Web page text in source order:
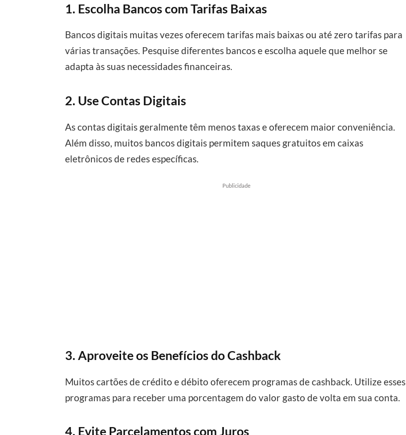
1. Escolha Bancos com Tarifas Baixas
Bancos digitais muitas vezes oferecem tarifas mais baixas ou até zero tarifas para
várias transações. Pesquise diferentes bancos e escolha aquele que melhor se
adapta às suas necessidades financeiras.
2. Use Contas Digitais
As contas digitais geralmente têm menos taxas e oferecem maior conveniência.
Além disso, muitos bancos digitais permitem saques gratuitos em caixas
eletrônicos de redes específicas.
Publicidade
3. Aproveite os Benefícios do Cashback
Muitos cartões de crédito e débito oferecem programas de cashback. Utilize esses
programas para receber uma porcentagem do valor gasto de volta em sua conta.
4. Evite Parcelamentos com Juros